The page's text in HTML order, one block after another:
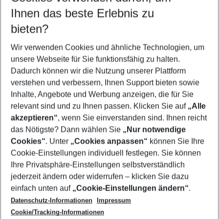
Reisezeitraum wählen
09.08.26– 07.08.27 5-8 Nächte
2 Erwachsene Keine Kinder
Mehr Filter anzeigen
Footer
Footer navigation
Über uns
AGB
Cookie-Einstellungen ändern
Cookie-Richtlinie
Datenschutz
Service & Hilfe
Barrierefreies Reisen
Check-in
Folgen Sie uns
Ihnen das beste Erlebnis zu
bieten?
Wir verwenden Cookies und ähnliche Technologien, um
unsere Webseite für Sie funktionsfähig zu halten.
Dadurch können wir die Nutzung unserer Plattform
verstehen und verbessern, Ihnen Support bieten sowie
Inhalte, Angebote und Werbung anzeigen, die für Sie
relevant sind und zu Ihnen passen. Klicken Sie auf „Alle
akzeptieren“, wenn Sie einverstanden sind. Ihnen reicht
das Nötigste? Dann wählen Sie „Nur notwendige
Cookies“. Unter „Cookies anpassen“ können Sie Ihre
Cookie-Einstellungen individuell festlegen. Sie können
Ihre Privatsphäre-Einstellungen selbstverständlich
jederzeit ändern oder widerrufen – klicken Sie dazu
einfach unten auf „Cookie-Einstellungen ändern“.
Datenschutz-Informationen
Impressum
Cookie/Tracking-Informationen